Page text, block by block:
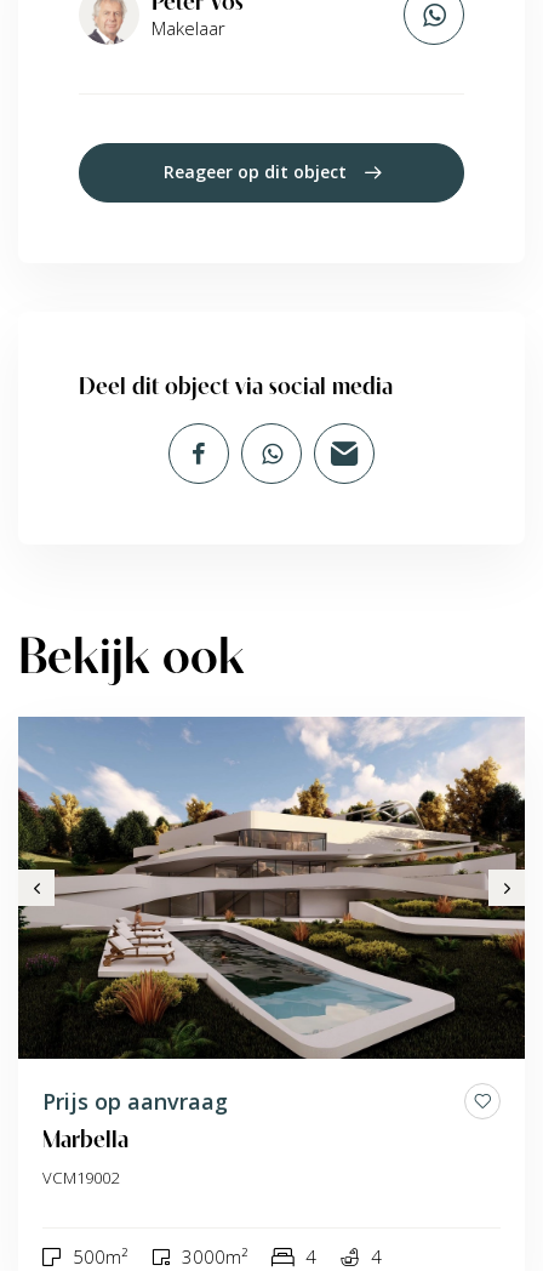
Makelaar
Reageer op dit object
Deel dit object via social media
Bekijk ook
Prijs op aanvraag
Marbella
VCM19002
500m² 3000m² 4 4